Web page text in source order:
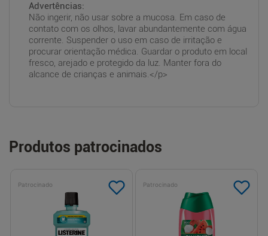
Advertências:
Não ingerir, não usar sobre a mucosa. Em caso de
contato com os olhos, lavar abundantemente com água
corrente. Suspender o uso em caso de irritação e
procurar orientação médica. Guardar o produto em local
fresco, arejado e protegido da luz. Manter fora do
alcance de crianças e animais.</p>
Produtos patrocinados
Patrocinado Patrocinado